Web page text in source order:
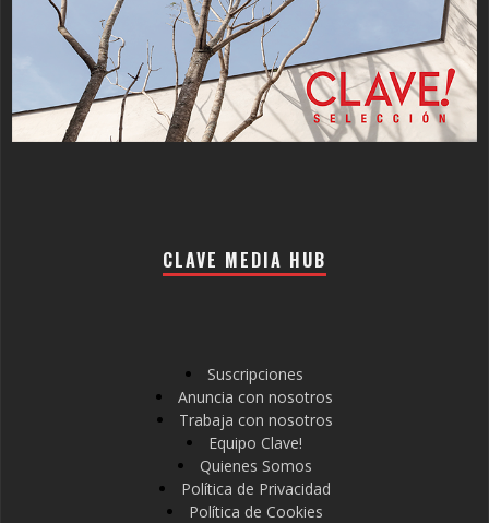
CLAVE MEDIA HUB
Suscripciones
Anuncia con nosotros
Trabaja con nosotros
Equipo Clave!
Quienes Somos
Política de Privacidad
Política de Cookies